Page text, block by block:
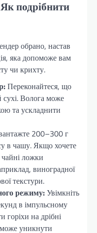
подрібнити
обрано, настав
яка допоможе вам
чи крихту.
Переконайтеся, що
сухі. Волога може
та ускладнити
200–300 г
в чашу. Якщо хочете
ложки
виноградної
текстури.
режиму:Увімкніть
в імпульсному
горіхи на дрібні
уникнути